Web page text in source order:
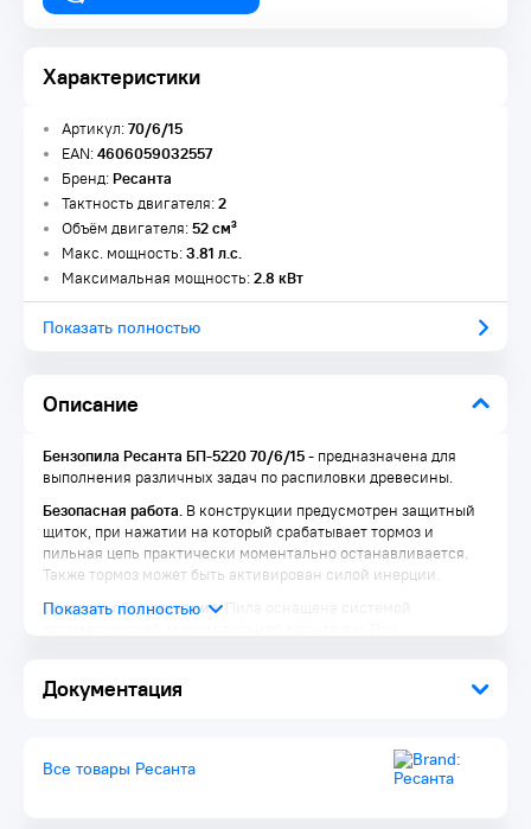
Характеристики
Описание
Документация
Артикул:70/6/15
EAN:4606059032557
Бренд:Ресанта
Тактность двигателя:2
Объём двигателя:52 см³
Макс. мощность:3.81 л.с.
Максимальная мощность:2.8 кВт
Показать полностью
Бензопила Ресанта БП-522070/6/15- предназначена для
выполнения различных задач по распиловки древесины.
Безопасная работа. В конструкции предусмотрен защитный
щиток, при нажатии на который срабатывает тормоз и
пильная цепь практически моментально останавливается.
Также тормоз может быть активирован силой инерции.
Простота обслуживания.
комплект поставки.
рукоятками и картером снижается вибрация во время
работы. Это позволяет снизить нагрузку на руки оператора.
Все товары Ресанта